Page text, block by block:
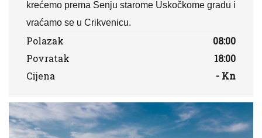
krećemo prema Senju starome Uskočkome gradu i
vraćamo se u Crikvenicu.
Polazak
08:00
Povratak
18:00
Cijena
- Kn